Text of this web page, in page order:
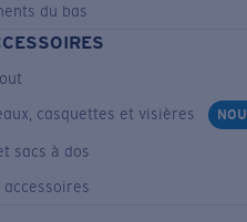
du bas
casquettes et visières
sacs à dos
accessoires